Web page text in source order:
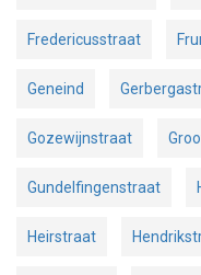
Fredericusstraat
Geneind
Gozewijnstraat
Gundelfingenstraat
Heirstraat